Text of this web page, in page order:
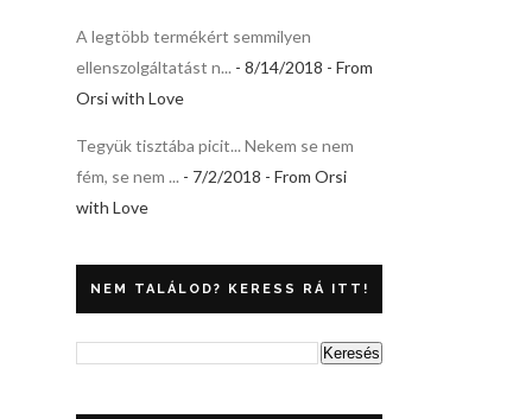
A legtöbb termékért semmilyen
ellenszolgáltatást n... - 8/14/2018 - From
Orsi with Love
Tegyük tisztába picit... Nekem se nem
fém, se nem ... - 7/2/2018 - From Orsi
with Love
NEM TALÁLOD? KERESS RÁ ITT!